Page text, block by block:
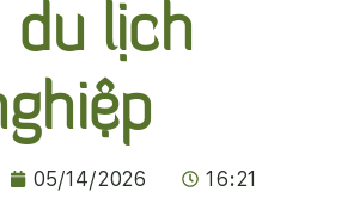
du lịch
05/14/2026
16:21